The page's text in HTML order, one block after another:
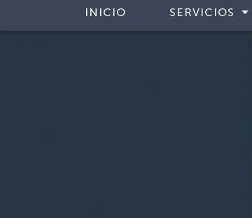
INICIO SERVICIOS